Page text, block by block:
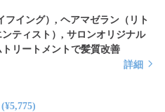
フイング）, ヘアマゼラン（リト
ティスト）, サロンオリジナル
リートメントで髪質改善
詳細